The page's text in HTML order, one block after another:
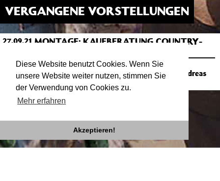
Diese Website benutzt Cookies. Wenn Sie
unsere Website weiter nutzen, stimmen Sie
der Verwendung von Cookies zu.
Mehr erfahren
Akzeptieren!
VERGANGENE VORSTELLUNGEN
27.09.21 MONTAGE: KAUFBERATUNG COUNTRY-
FOYER
Salon mit Micha Piltz, Aliki Schäfer und Andreas